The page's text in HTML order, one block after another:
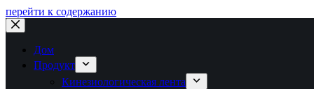
перейти к содержанию
Дом
Продукт
Кинезиологическая лента